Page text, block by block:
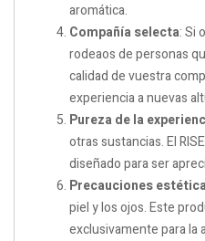
aromática.
Compañía selecta: Si
rodeaos de personas
calidad de vuestra
experiencia a nuevas
Pureza de la
otras sustancias. El
diseñado para ser
Precauciones
piel y los ojos. Este
exclusivamente para la